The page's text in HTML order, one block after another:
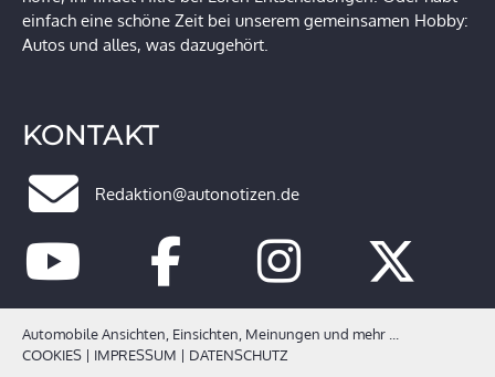
einfach eine schöne Zeit bei unserem gemeinsamen Hobby:
Autos und alles, was dazugehört.
KONTAKT
Redaktion@autonotizen.de
Automobile Ansichten, Einsichten, Meinungen und mehr ...
COOKIES | IMPRESSUM | DATENSCHUTZ